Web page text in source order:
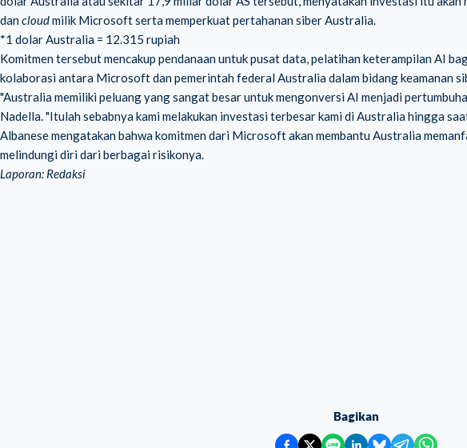
dancloudmilik Microsoft serta memperkuat pertahanan siber Australia.
*1 dolar Australia = 12.315 rupiah
Komitmen tersebut mencakup pendanaan untuk pusat data, pelatihan keterampilan AI
kolaborasi antara Microsoft dan pemerintah federal Australia dalam bidang keamanan
"Australia memiliki peluang yang sangat besar untuk mengonversi AI menjadi
Nadella. "Itulah sebabnya kami melakukan investasi terbesar kami di Australia hingga
Albanese mengatakan bahwa komitmen dari Microsoft akan membantu Australia
melindungi diri dari berbagai risikonya.
Laporan: Redaksi
Bagikan